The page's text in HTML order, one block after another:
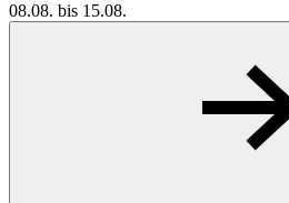
08.08. bis 15.08.